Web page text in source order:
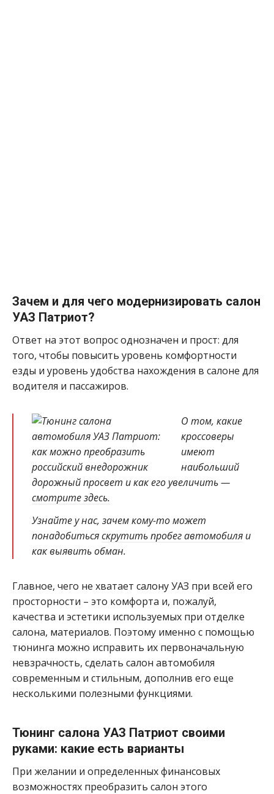
Зачем и для чего модернизировать салон
УАЗ Патриот?
Ответ на этот вопрос однозначен и прост: для
того, чтобы повысить уровень комфортности
езды и уровень удобства нахождения в салоне для
водителя и пассажиров.
О том, какие
кроссоверы
имеют
наибольший
дорожный просвет и как его увеличить —
смотрите здесь.
Узнайте у нас, зачем кому-то может
понадобитьсяскрутить пробег автомобиля и
как выявить обман.
Главное, чего не хватает салону УАЗ при всей его
просторности – это комфорта и, пожалуй,
качества и эстетики используемых при отделке
салона, материалов. Поэтому именно с помощью
тюнинга можно исправить их первоначальную
невзрачность, сделать салон автомобиля
современным и стильным, дополнив его еще
несколькими полезными функциями.
Тюнинг салона УАЗ Патриот своими
руками: какие есть варианты
При желании и определенных финансовых
возможностях преобразить салон этого